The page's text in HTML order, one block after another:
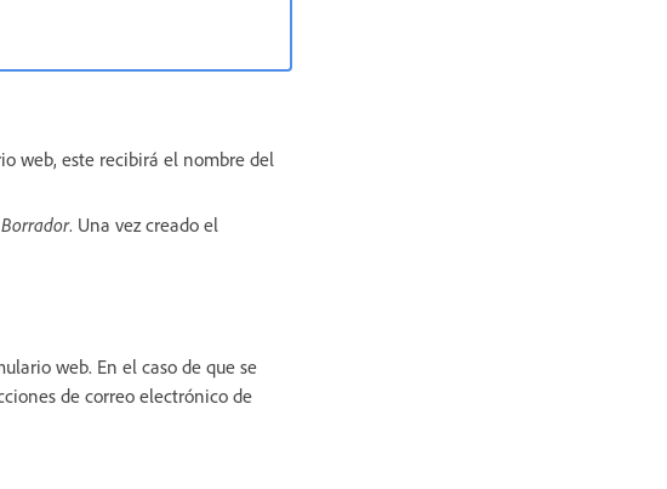
web, este recibirá el nombre del
Borrador. Una vez creado el
web. En el caso de que se
de correo electrónico de